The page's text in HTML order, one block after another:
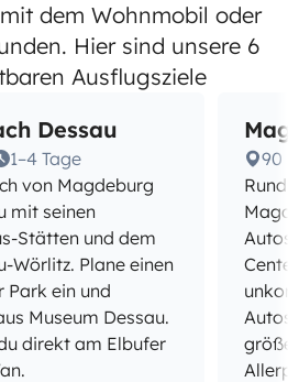
dem Wohnmobil oder
Hier sind unsere 6
Ausflugsziele
Dessau
1–4 Tage
von Magdeburg
mit seinen
Stätten und dem
Wörlitz. Plane einen
Park ein und
Museum Dessau.
direkt am Elbufer
90
Rund